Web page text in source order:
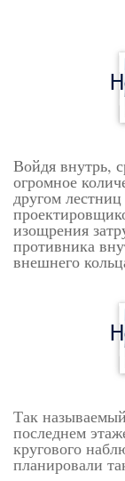
Войдя внутрь,
огромное
другом
изощрения
противника
внешнего
Так
последнем
кругового
планировали